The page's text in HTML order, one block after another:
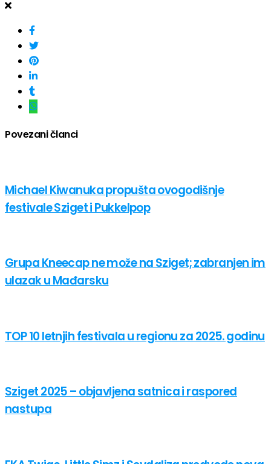
Povezani članci
Michael Kiwanuka propušta ovogodišnje
festivale Sziget i Pukkelpop
Grupa Kneecap ne može na Sziget; zabranjen im
ulazak u Mađarsku
TOP 10 letnjih festivala u regionu za 2025. godinu
Sziget 2025 – objavljena satnica i raspored
nastupa